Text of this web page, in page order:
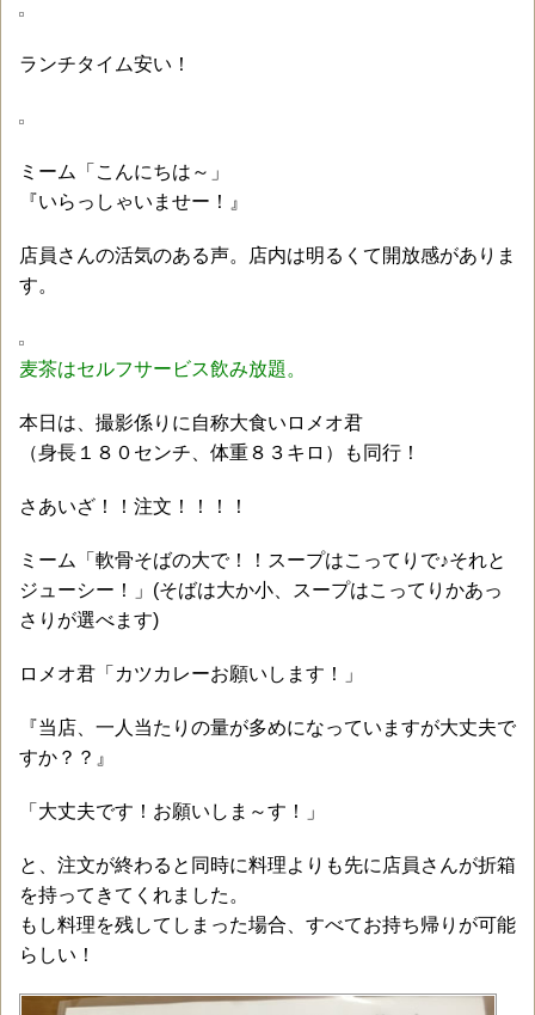
ランチタイム安い！
ミーム「こんにちは～」
『いらっしゃいませー！』
店員さんの活気のある声。店内は明るくて開放感がありま
す。
麦茶はセルフサービス飲み放題。
本日は、撮影係りに自称大食いロメオ君
（身長１８０センチ、体重８３キロ）も同行！
さあいざ！！注文！！！！
ミーム「軟骨そばの大で！！スープはこってりで♪それと
ジューシー！」(そばは大か小、スープはこってりかあっ
さりが選べます)
ロメオ君「カツカレーお願いします！」
『当店、一人当たりの量が多めになっていますが大丈夫で
すか？？』
「大丈夫です！お願いしま～す！」
と、注文が終わると同時に料理よりも先に店員さんが折箱
を持ってきてくれました。
もし料理を残してしまった場合、すべてお持ち帰りが可能
らしい！